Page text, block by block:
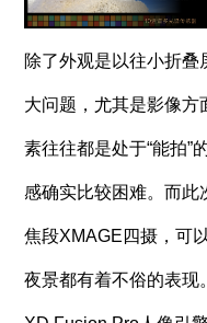
除了外观是以往小折
大问题，尤其是影像方
素往往都是处于“能拍”
感确实比较困难。而此
焦段XMAGE四摄，可
夜景都有着不俗的表现